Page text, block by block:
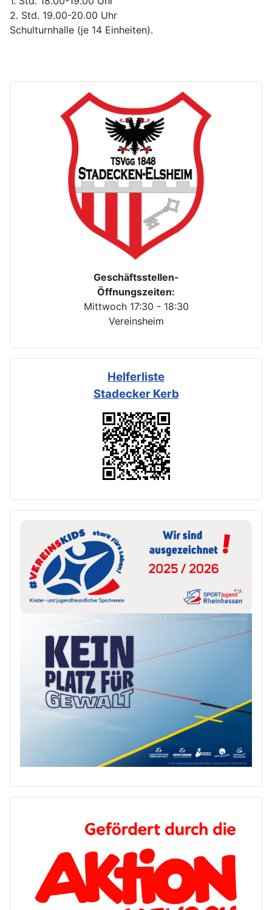
Geschäftsstellen-
Öffnungszeiten:
Mittwoch 17:30 - 18:30
Vereinsheim
Helferliste
Stadecker Kerb
2. Std. 19.00-20.00 Uhr
Schulturnhalle (je 14 Einheiten).